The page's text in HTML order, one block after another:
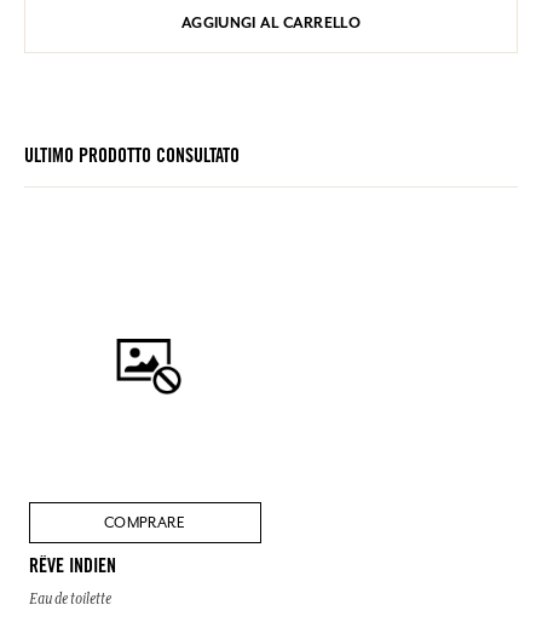
AGGIUNGI AL CARRELLO
ULTIMO PRODOTTO CONSULTATO
COMPRARE
RÊVE INDIEN
Eau de toilette